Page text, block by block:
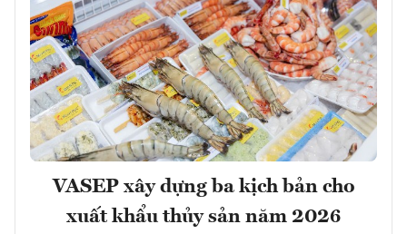
VASEP xây dựng ba kịch bản cho
xuất khẩu thủy sản năm 2026